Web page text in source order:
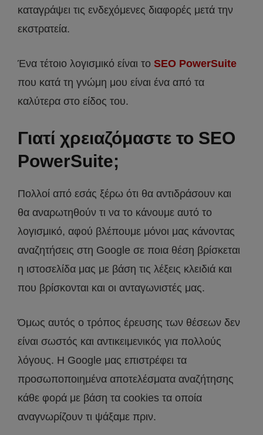
καταγράψει τις ενδεχόμενες διαφορές μετά την
εκστρατεία.
Ένα τέτοιο λογισμικό είναι το SEO PowerSuite
που κατά τη γνώμη μου είναι ένα από τα
καλύτερα στο είδος του.
Γιατί χρειαζόμαστε το SEO
PowerSuite;
Πολλοί από εσάς ξέρω ότι θα αντιδράσουν και
θα αναρωτηθούν τι να το κάνουμε αυτό το
λογισμικό, αφού βλέπουμε μόνοι μας κάνοντας
αναζητήσεις στη Google σε ποια θέση βρίσκεται
η ιστοσελίδα μας με βάση τις λέξεις κλειδιά και
που βρίσκονται και οι ανταγωνιστές μας.
Όμως αυτός ο τρόπος έρευσης των θέσεων δεν
είναι σωστός και αντικειμενικός για πολλούς
λόγους. Η Google μας επιστρέφει τα
προσωποποιημένα αποτελέσματα αναζήτησης
κάθε φορά με βάση τα cookies τα οποία
αναγνωρίζουν τι ψάξαμε πριν.